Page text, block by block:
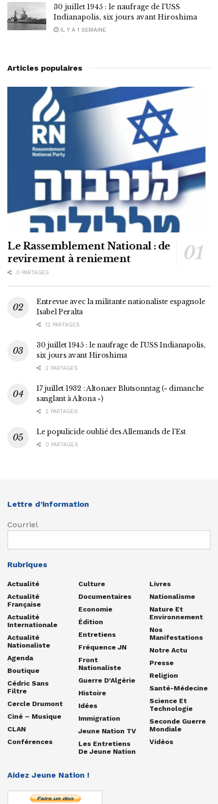
30 juillet 1945 : le naufrage de l’USS
Indianapolis, six jours avant Hiroshima
IL Y A 1 SEMAINE
Articles populaires
Le Rassemblement National : de
revirement à reniement
0 PARTAGES
Entrevue avec la militante nationaliste espagnole
Isabel Peralta
12 PARTAGES
30 juillet 1945 : le naufrage de l’USS Indianapolis,
six jours avant Hiroshima
2 PARTAGES
17 juillet 1932 : Altonaer Blutsonntag (« dimanche
sanglant à Altona »)
2 PARTAGES
Le populicide oublié des Allemands de l’Est
0 PARTAGES
Lettre d’information
Courriel
Rubriques
Actualité
Actualité
Française
Actualité
Internationale
Actualité
Nationaliste
Agenda
Boutique
Cédric Sans
Filtre
Cercle Drumont
Ciné – Musique
CLAN
Conférences
Culture
Documentaires
Economie
Édition
Entretiens
Fréquence JN
Front
Nationaliste
Guerre D'Algérie
Histoire
Idées
Immigration
Jeune Nation TV
Les Entretiens
De Jeune Nation
Livres
Nationalisme
Nature Et
Environnement
Nos
Manifestations
Notre Actu
Presse
Religion
Santé-Médecine
Science Et
Technologie
Seconde Guerre
Mondiale
Vidéos
Aidez Jeune Nation !